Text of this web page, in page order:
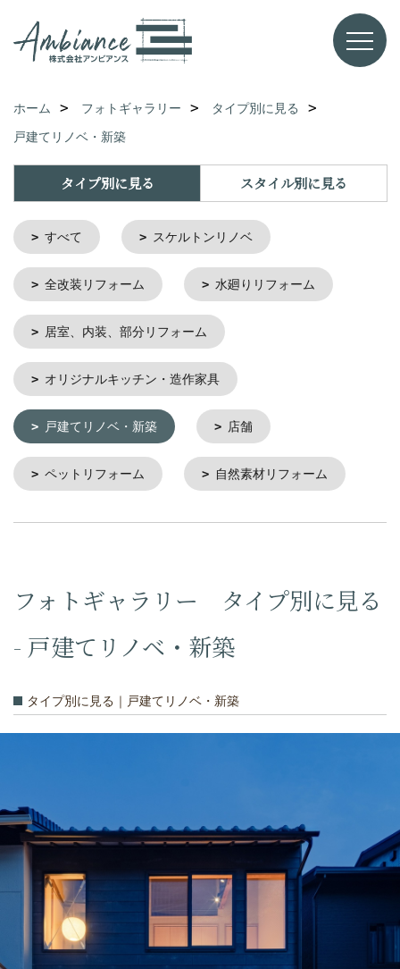
ホーム フォトギャラリー
タイプ別に見る
戸建てリノベ・新築
タイプ別に見る スタイル別に見る
すべて スケルトンリノベ
全改装リフォーム 水廻りリフォーム
居室、内装、部分リフォーム
オリジナルキッチン・造作家具
戸建てリノベ・新築 店舗
ペットリフォーム 自然素材リフォーム
フォトギャラリー タイプ別に見る
- 戸建てリノベ・新築
タイプ別に見る｜戸建てリノベ・新築